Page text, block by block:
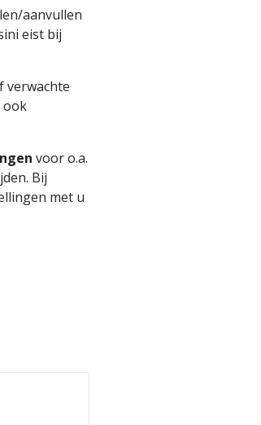
aanvullen
eist bij
verwachte
ook
voor o.a.
Bij
met u